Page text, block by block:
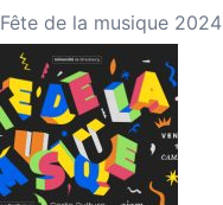
Fête de la musique 2024